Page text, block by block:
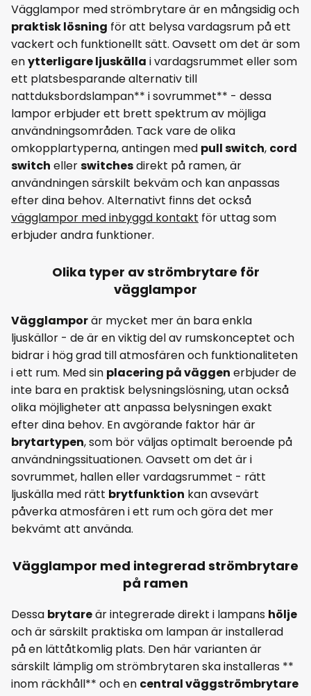
Vägglampor med strömbrytare är en mångsidig och
praktisk lösning för att belysa vardagsrum på ett
vackert och funktionellt sätt. Oavsett om det är som
enytterligare ljuskälla i vardagsrummet eller som
ett platsbesparande alternativ till
nattduksbordslampan** i sovrummet** - dessa
lampor erbjuder ett brett spektrum av möjliga
användningsområden. Tack vare de olika
omkopplartyperna, antingen med pull switch, cord
switch ellerswitchesdirekt på ramen, är
användningen särskilt bekväm och kan anpassas
efter dina behov. Alternativt finns det också
vägglampor med inbyggd kontakt för uttag som
erbjuder andra funktioner.
Olika typer av strömbrytare för
vägglampor
Vägglamporär mycket mer än bara enkla
ljuskällor - de är en viktig del av rumskonceptet och
bidrar i hög grad till atmosfären och funktionaliteten
i ett rum. Med sin placering på väggen erbjuder de
inte bara en praktisk belysningslösning, utan också
olika möjligheter att anpassa belysningen exakt
efter dina behov. En avgörande faktor här är
brytartypen, som bör väljas optimalt beroende på
användningssituationen. Oavsett om det är i
sovrummet, hallen eller vardagsrummet - rätt
ljuskälla med rätt brytfunktion kan avsevärt
påverka atmosfären i ett rum och göra det mer
bekvämt att använda.
Vägglampor med integrerad strömbrytare
på ramen
Dessa brytareär integrerade direkt i lampans hölje
och är särskilt praktiska om lampan är installerad
på en lättåtkomlig plats. Den här varianten är
särskilt lämplig om strömbrytaren ska installeras **
inom räckhåll** och en central väggströmbrytare